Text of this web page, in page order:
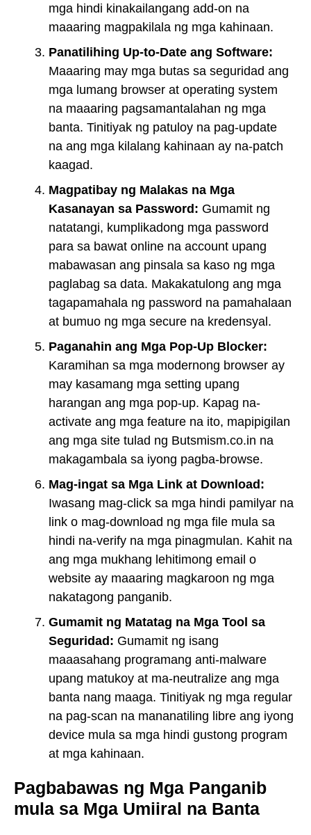
mga hindi kinakailangang add-on na
maaaring magpakilala ng mga kahinaan.
Panatilihing Up-to-Date ang Software:
Maaaring may mga butas sa seguridad ang
mga lumang browser at operating system
na maaaring pagsamantalahan ng mga
banta. Tinitiyak ng patuloy na pag-update
na ang mga kilalang kahinaan ay na-patch
kaagad.
Magpatibay ng Malakas na Mga
Kasanayan sa Password: Gumamit ng
natatangi, kumplikadong mga password
para sa bawat online na account upang
mabawasan ang pinsala sa kaso ng mga
paglabag sa data. Makakatulong ang mga
tagapamahala ng password na pamahalaan
at bumuo ng mga secure na kredensyal.
Paganahin ang Mga Pop-Up Blocker:
Karamihan sa mga modernong browser ay
may kasamang mga setting upang
harangan ang mga pop-up. Kapag na-
activate ang mga feature na ito, mapipigilan
ang mga site tulad ng Butsmism.co.in na
makagambala sa iyong pagba-browse.
Mag-ingat sa Mga Link at Download:
Iwasang mag-click sa mga hindi pamilyar na
link o mag-download ng mga file mula sa
hindi na-verify na mga pinagmulan. Kahit na
ang mga mukhang lehitimong email o
website ay maaaring magkaroon ng mga
nakatagong panganib.
Gumamit ng Matatag na Mga Tool sa
Seguridad: Gumamit ng isang
maaasahang programang anti-malware
upang matukoy at ma-neutralize ang mga
banta nang maaga. Tinitiyak ng mga regular
na pag-scan na mananatiling libre ang iyong
device mula sa mga hindi gustong program
at mga kahinaan.
Pagbabawas ng Mga Panganib
mula sa Mga Umiiral na Banta